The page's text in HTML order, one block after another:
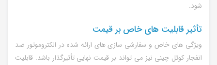
شود.
تأثیر قابلیت های خاص بر قیمت
ویژگی های خاص و سفارشی سازی های ارائه شده در الکتروموتور ضد
انفجار کوئل چینی نیز می تواند بر قیمت نهایی تأثیرگذار باشد. قابلیت